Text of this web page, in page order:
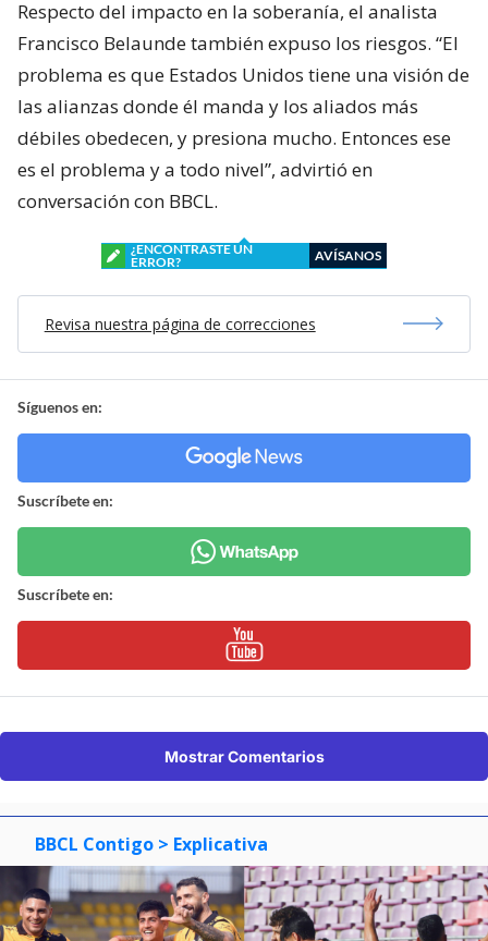
Respecto del impacto en la soberanía, el analista
Francisco Belaunde también expuso los riesgos. “El
problema es que Estados Unidos tiene una visión de
las alianzas donde él manda y los aliados más
débiles obedecen, y presiona mucho. Entonces ese
es el problema y a todo nivel”, advirtió en
conversación con BBCL.
¿ENCONTRASTE UN
ERROR?
AVÍSANOS
Revisa nuestra página de correcciones
Síguenos en:
Suscríbete en:
Suscríbete en:
Mostrar Comentarios
BBCL Contigo > Explicativa